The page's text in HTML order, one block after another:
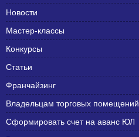
Новости
Мастер-классы
Конкурсы
Статьи
Франчайзинг
Владельцам торговых помещений
Сформировать счет на аванс ЮЛ